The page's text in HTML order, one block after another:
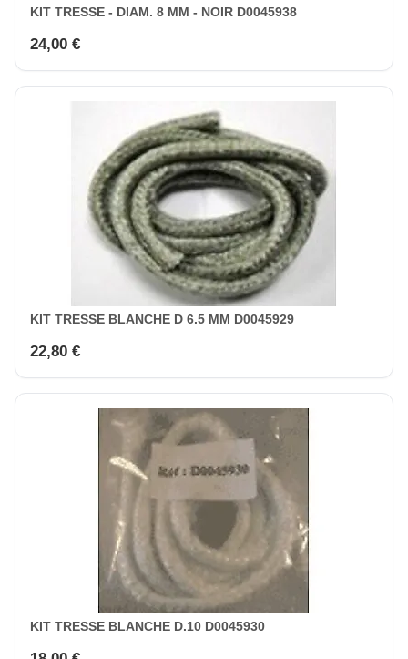
KIT TRESSE - DIAM. 8 MM - NOIR D0045938
24,00 €
KIT TRESSE BLANCHE D 6.5 MM D0045929
22,80 €
KIT TRESSE BLANCHE D.10 D0045930